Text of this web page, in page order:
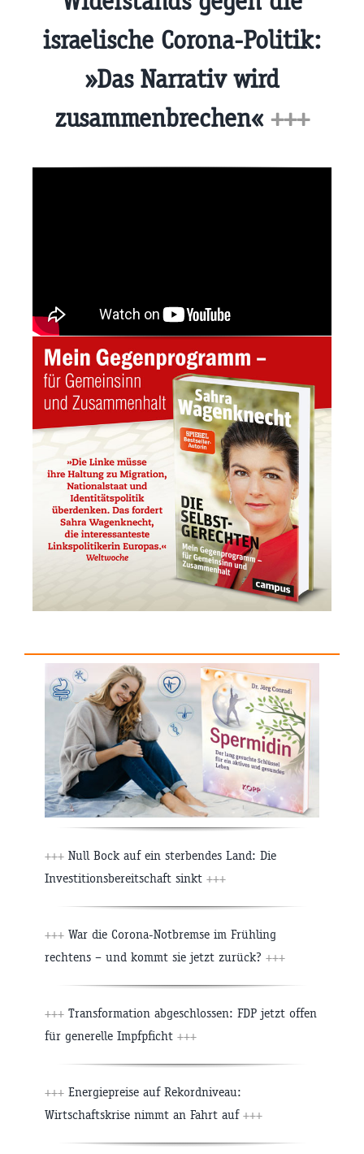
israelische Corona-Politik:
»Das Narrativ wird
zusammenbrechen« +++
+++ Null Bock auf ein sterbendes Land: Die
Investitionsbereitschaft sinkt +++
+++ War die Corona-Notbremse im Frühling
rechtens – und kommt sie jetzt zurück? +++
+++ Transformation abgeschlossen: FDP jetzt offen
für generelle Impfpficht +++
+++ Energiepreise auf Rekordniveau:
Wirtschaftskrise nimmt an Fahrt auf +++